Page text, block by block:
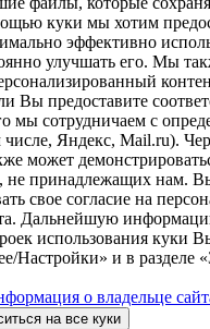
куки мы хотим
эффективно
улучшать его. Мы
Вы предоставите
мы сотрудничаем с
Яндекс, Mail.ru).
может
не принадлежащих нам.
свое согласие на
Дальнейшую
использования куки
Настройки» и в разделе
о владельце
на все куки